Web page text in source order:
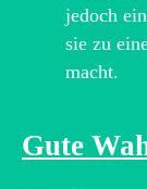
jedoch
sie zu
macht.
Gute